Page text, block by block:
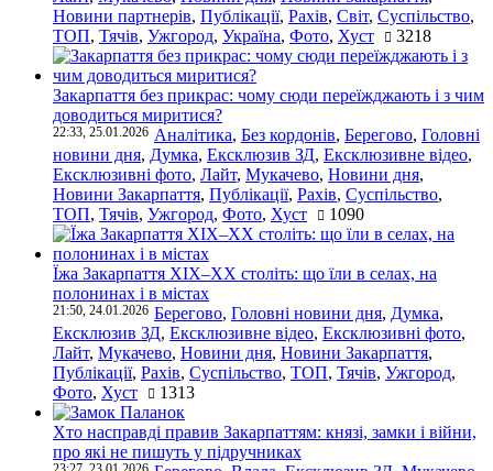
Новини партнерів, Публікації, Рахів, Світ, Суспільство,
ТОП, Тячів, Ужгород, Україна, Фото, Хуст 3218
Закарпаття без прикрас: чому сюди переїжджають і з чим
доводиться миритися?
22:33, 25.01.2026 Аналітика, Без кордонів, Берегово, Головні
новини дня, Думка, Ексклюзив ЗД, Ексклюзивне відео,
Ексклюзивні фото, Лайт, Мукачево, Новини дня,
Новини Закарпаття, Публікації, Рахів, Суспільство,
ТОП, Тячів, Ужгород, Фото, Хуст 1090
Їжа Закарпаття ХІХ–ХХ століть: що їли в селах, на
полонинах і в містах
21:50, 24.01.2026 Берегово, Головні новини дня, Думка,
Ексклюзив ЗД, Ексклюзивне відео, Ексклюзивні фото,
Лайт, Мукачево, Новини дня, Новини Закарпаття,
Публікації, Рахів, Суспільство, ТОП, Тячів, Ужгород,
Фото, Хуст 1313
Хто насправді правив Закарпаттям: князі, замки і війни,
про які не пишуть у підручниках